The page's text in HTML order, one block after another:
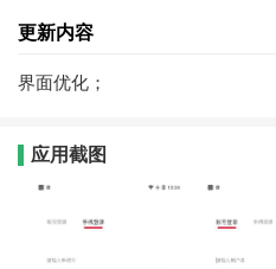
更新内容
界面优化；
应用截图